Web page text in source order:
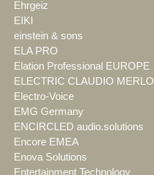
Ehrgeiz
EIKI
einstein & sons
ELA PRO
Elation Professional EUROPE
ELECTRIC CLAUDIO MERLO
Electro-Voice
EMG Germany
ENCIRCLED audio.solutions
Encore EMEA
Enova Solutions
Entertainment Technology